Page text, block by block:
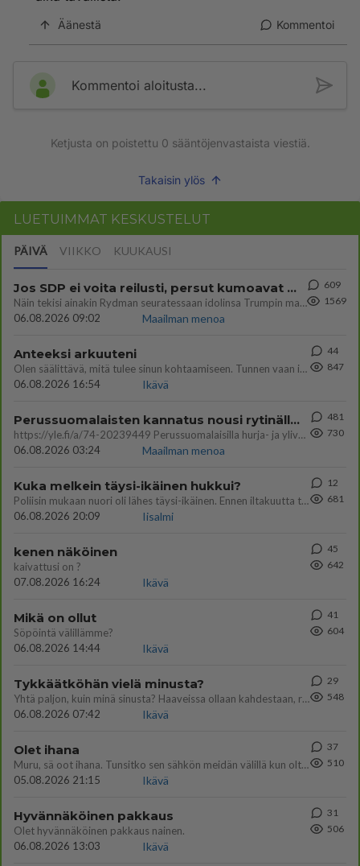
Äänestä Kommentoi
Kommentoi aloitusta...
Ketjusta on poistettu 0 sääntöjenvastaista viestiä.
Takaisin ylös
LUETUIMMAT KESKUSTELUT
PÄIVÄ VIIKKO KUUKAUSI
Jos SDP ei voita reilusti, persut kumoavat demokratian Suomesta
Näin tekisi ainakin Rydman seuratessaan idolinsa Trumpin mallia https://www.is.fi/politiikka/art-2000012187244.html
06.08.2026 09:02
Maailman menoa
609
1569
Anteeksi arkuuteni
Olen säälittävä, mitä tulee sinun kohtaamiseen. Tunnen vaan itseni todella epävarmaksi sun kanssa. Jos minun olisi pitän
06.08.2026 16:54
Ikävä
44
847
Perussuomalaisten kannatus nousi rytinällä Ylen tänään julkaisemassa tuoreimmassa gallup-kyselyssä.
https://yle.fi/a/74-20239449 Perussuomalaisilla hurja- ja ylivoimaisesti suurin nousu tässä uudessa Ylen gallupissa. Kyl
06.08.2026 03:24
Maailman menoa
481
730
Kuka melkein täysi-ikäinen hukkui?
Poliisin mukaan nuori oli lähes täysi-ikäinen. Ennen iltakuutta tulleen ilmoituksen mukaan ihminen oli joutunut mahdoll
06.08.2026 20:09
Iisalmi
12
681
kenen näköinen
kaivattusi on ?
07.08.2026 16:24
Ikävä
45
642
Mikä on ollut
Söpöintä välillämme?
06.08.2026 14:44
Ikävä
41
604
Tykkäätköhän vielä minusta?
Yhtä paljon, kuin minä sinusta? Haaveissa ollaan kahdestaan, rauhassa ja lähennytään fyysisesti ja tutustutaan syvemmin
06.08.2026 07:42
Ikävä
29
548
Olet ihana
Muru, sä oot ihana. Tunsitko sen sähkön meidän välillä kun oltiin ihan låhekkäin? 👩‍❤️‍👩❤️😼😘
05.08.2026 21:15
Ikävä
37
510
Hyvännäköinen pakkaus
Olet hyvännäköinen pakkaus nainen.
06.08.2026 13:03
Ikävä
31
506